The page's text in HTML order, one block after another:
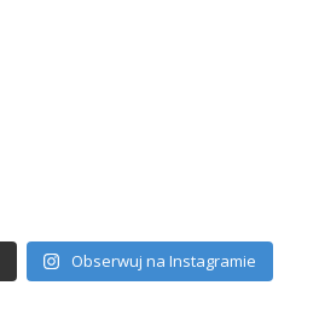
Obserwuj na Instagramie